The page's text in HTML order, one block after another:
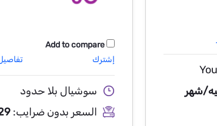
Add to compare
إشترك
سوشيال بلا حدود
السعر بدون ضرايب: 29